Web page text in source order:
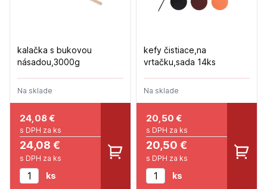
kalačka s bukovou
násadou,3000g
Na sklade
24,08€
s DPH za ks
24,08 €
s DPH za ks
ks
kefy čistiace,na
vrtačku,sada 14ks
Na sklade
20,50 €
s DPH za ks
20,50 €
s DPH za ks
ks